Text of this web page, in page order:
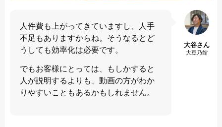
人件費も上がってきていますし、人手
不足もありますからね。そうなるとど
うしても効率化は必要です。
でもお客様にとっては、もしかすると
人が説明するよりも、動画の方がわか
りやすいこともあるかもしれません。
大谷さん
大豆乃館